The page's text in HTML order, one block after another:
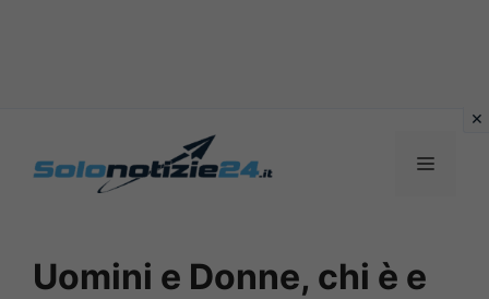
MENU
Uomini e Donne, chi è e